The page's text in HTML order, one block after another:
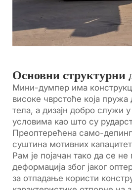
Основни структурни
Мини-думпер има
високе чврстоће која пружа
тела, а дизајн добро служи
условима као што су
Преоптерећена само-депинг
суштина мотивних
Рам је појачан тако да се
деформација због јаког
за отпадање користи